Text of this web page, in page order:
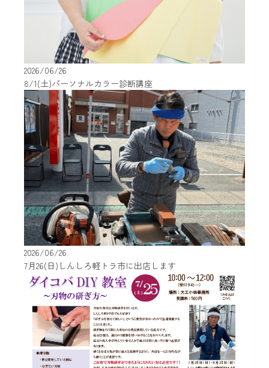
2026/06/26
8/1(土)パーソナルカラー診断講座
2026/06/26
7月26(日)しんしろ軽トラ市に出店します